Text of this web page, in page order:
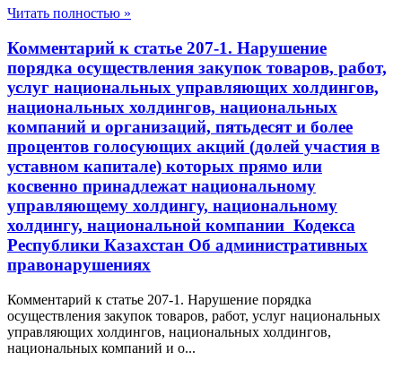
Читать полностью »
Комментарий к статье 207-1. Нарушение
порядка осуществления закупок товаров, работ,
услуг национальных управляющих холдингов,
национальных холдингов, национальных
компаний и организаций, пятьдесят и более
процентов голосующих акций (долей участия в
уставном капитале) которых прямо или
косвенно принадлежат национальному
управляющему холдингу, национальному
холдингу, национальной компании Кодекса
Республики Казахстан Об административных
правонарушениях
Комментарий к статье 207-1. Нарушение порядка
осуществления закупок товаров, работ, услуг национальных
управляющих холдингов, национальных холдингов,
национальных компаний и о...